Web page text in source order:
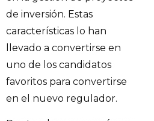
de inversión. Estas
características lo han
llevado a convertirse en
uno de los candidatos
favoritos para convertirse
en el nuevo regulador.